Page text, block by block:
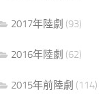
2017年陸劇 (93)
2016年陸劇 (62)
2015年前陸劇 (114)